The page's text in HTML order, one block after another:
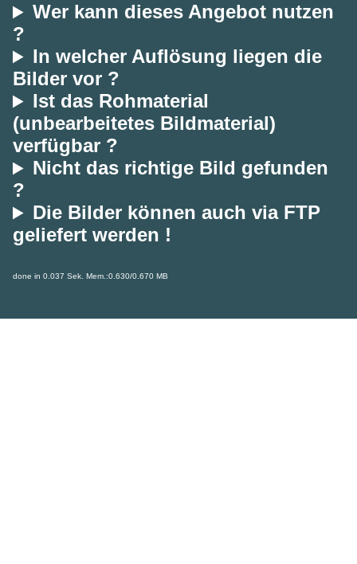
Wer kann dieses Angebot nutzen
?
In welcher Auflösung liegen die
Bilder vor ?
Ist das Rohmaterial
(unbearbeitetes Bildmaterial)
verfügbar ?
Nicht das richtige Bild gefunden
?
Die Bilder können auch via FTP
geliefert werden !
done in 0.037 Sek. Mem.:0.630/0.670 MB